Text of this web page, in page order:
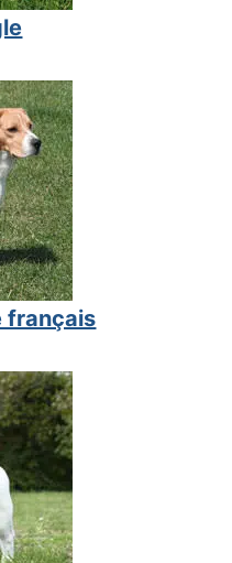
français